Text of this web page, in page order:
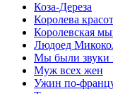
Коза-Дереза
Королева
Королевская
Людоед
Мы были
Муж всех жен
Ужин по-